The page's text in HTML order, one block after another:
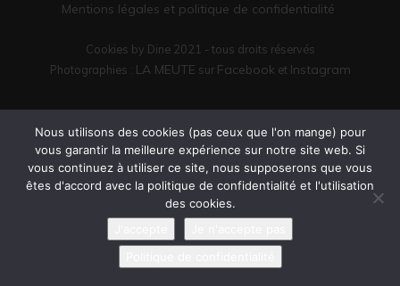
Mentions légales et politique de confidentialité
Cookies by Dine 2021 - tous droits réservés
Photographies : LA MEUTE sur Facebook et Instagram
Vous êtes encore là ? Il serait peut-être temps de passer commande.
Nous utilisons des cookies (pas ceux que l'on mange) pour
vous garantir la meilleure expérience sur notre site web. Si
vous continuez à utiliser ce site, nous supposerons que vous
êtes d'accord avec la politique de confidentialité et l'utilisation
des cookies.